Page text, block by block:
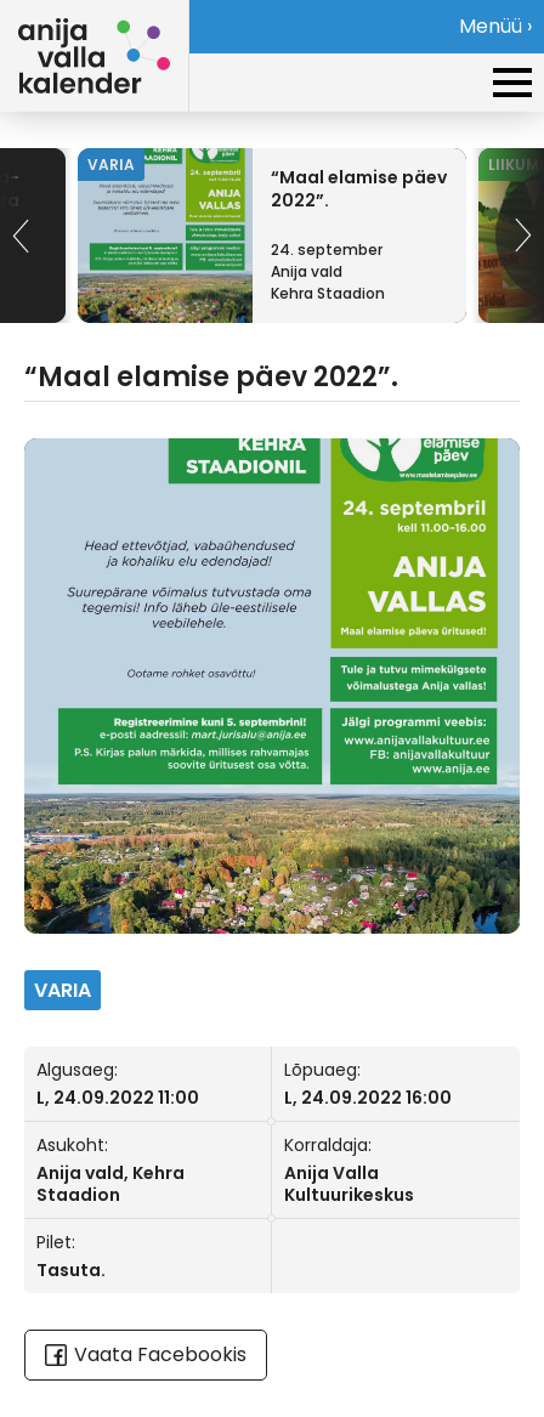
Menüü ›
VARIA
“Maal elamise päev
2022”.
24. september
Anija vald
Kehra Staadion
“Maal elamise päev 2022”.
VARIA
Algusaeg:
L, 24.09.2022 11:00
Lõpuaeg:
L, 24.09.2022 16:00
Asukoht:
Anija vald, Kehra
Staadion
Korraldaja:
Anija Valla
Kultuurikeskus
Pilet:
Tasuta.
Vaata Facebookis